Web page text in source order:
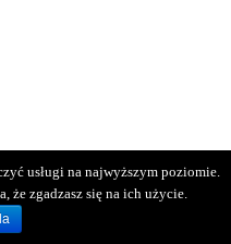
usługi na najwyższym poziomie.
że zgadzasz się na ich użycie.